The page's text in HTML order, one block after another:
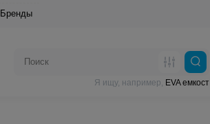
Бренды
Я ищу, например, EVA емкост